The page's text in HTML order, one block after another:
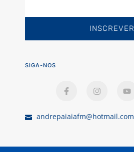
INSCREVER
SIGA-NOS
andrepaiaiafm@hotmail.com